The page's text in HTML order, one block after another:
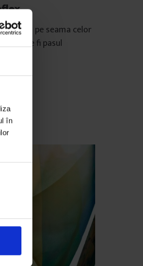
în
pe seama celor
poate fi pasul